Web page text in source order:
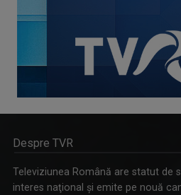
Despre TVR
Televiziunea Română are statut de
interes naţional şi emite pe nouă